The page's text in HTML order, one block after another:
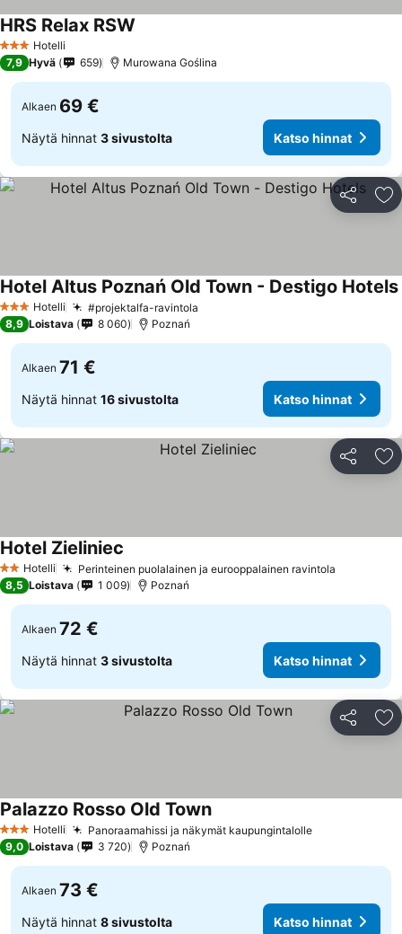
3 Tähtiluokitus
Hotelli
HRS Relax RSW
7,9 Hyvä 659 Murowana Goślina
Alkaen 69 €
Näytä hinnat 3 sivustolta Katso hinnat
Jaa
3 Tähtiluokitus
Hotelli #projektalfa-ravintola
Hotel Altus Poznań Old Town - Destigo Hotels
8,9 Loistava 8 060 Poznań
Alkaen 71 €
Näytä hinnat 16 sivustolta Katso hinnat
Jaa
2 Tähtiluokitus
Hotelli Perinteinen puolalainen ja eurooppalainen ravintola
Hotel Zieliniec
8,5 Loistava 1 009 Poznań
Alkaen 72 €
Näytä hinnat 3 sivustolta Katso hinnat
Jaa
3 Tähtiluokitus
Hotelli Panoraamahissi ja näkymät kaupungintalolleKatso hinnat
Palazzo Rosso Old TownKatso hinnat
9,0 Loistava 3 720 Poznań
Alkaen 73 €
Näytä hinnat 8 sivustolta Katso hinnat